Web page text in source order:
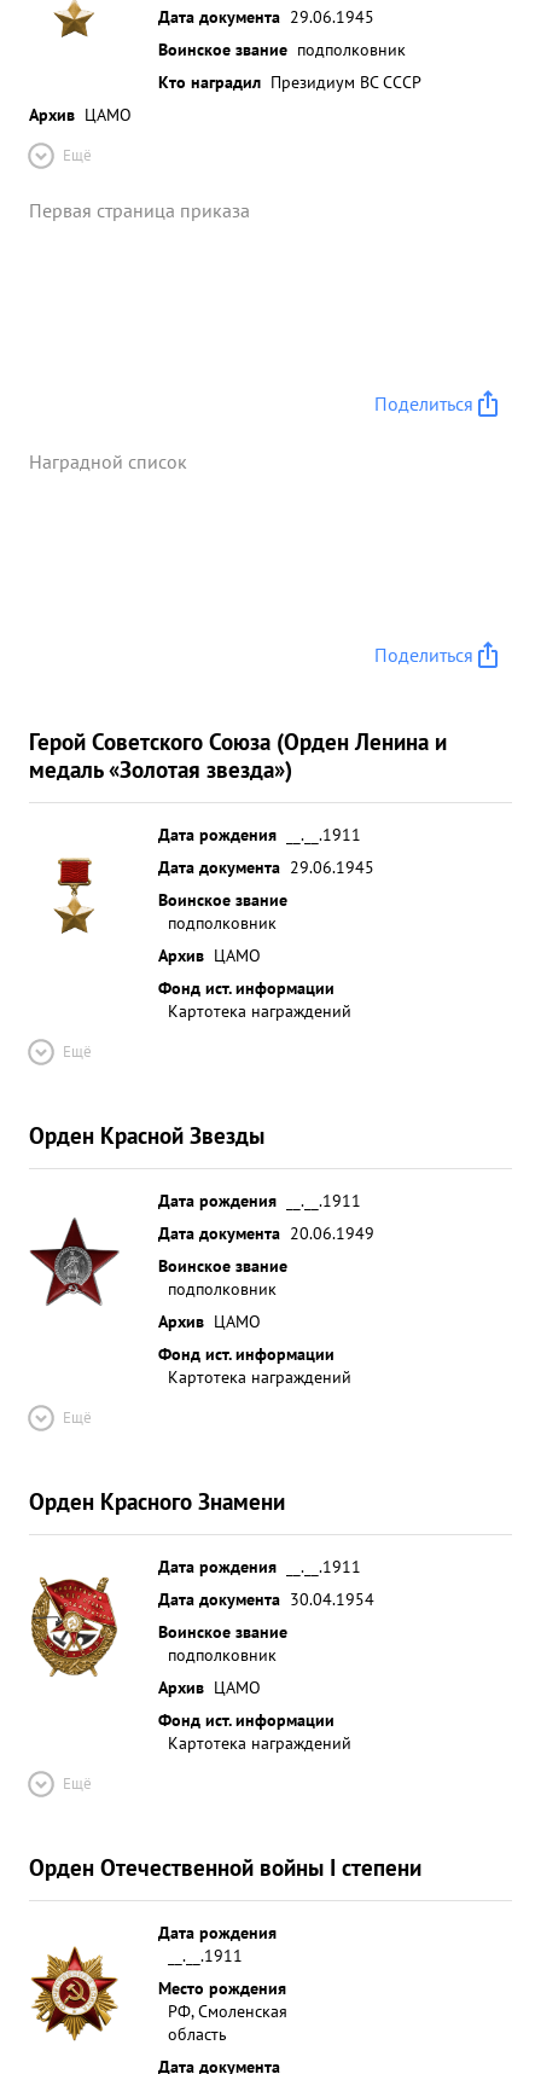
Дата документа 29.06.1945
Воинское звание подполковник
Кто наградил Президиум ВС СССР
Архив ЦАМО
Ещё
Первая страница приказа
Поделиться
Наградной список
Поделиться
Герой Советского Союза (Орден Ленина и
медаль «Золотая звезда»)
Дата рождения
__.__.1911
Дата документа 29.06.1945
Воинское звание
подполковник
Архив ЦАМО
Фонд ист. информации
Картотека награждений
Ещё
Орден Красной Звезды
Дата рождения
__.__.1911
Дата документа 20.06.1949
Воинское звание
подполковник
Архив ЦАМО
Фонд ист. информации
Картотека награждений
Ещё
Орден Красного Знамени
Дата рождения
__.__.1911
Дата документа 30.04.1954
Воинское звание
подполковник
Архив ЦАМО
Фонд ист. информации
Картотека награждений
Ещё
Орден Отечественной войны I степени
Дата рождения
__.__.1911
Место рождения
РФ, Смоленская
область
Дата документа